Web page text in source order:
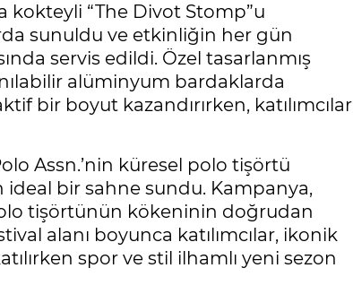
kokteyli “The Divot Stomp”u
sunuldu ve etkinliğin her gün
servis edildi. Özel tasarlanmış
alüminyum bardaklarda
bir boyut kazandırırken, katılımcılar
Assn.’nin küresel polo tişörtü
ideal bir sahne sundu. Kampanya,
tişörtünün kökeninin doğrudan
alanı boyunca katılımcılar, ikonik
spor ve stil ilhamlı yeni sezon